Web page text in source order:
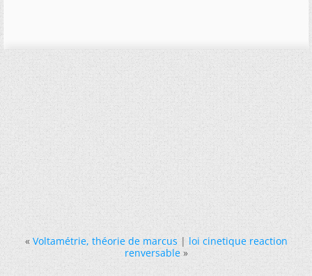
« Voltamétrie, théorie de marcus|loi cinetique reaction
renversable »